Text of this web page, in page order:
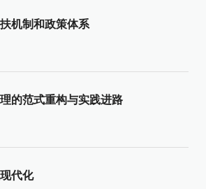
机制和政策体系
的范式重构与实践进路
代化